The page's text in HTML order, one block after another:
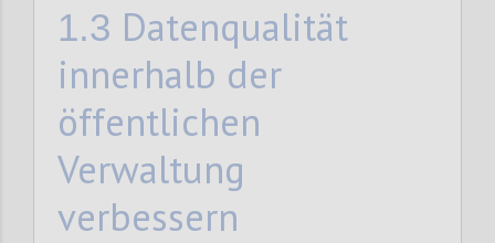
1.3 Datenqualität
innerhalb der
öffentlichen
Verwaltung
verbessern